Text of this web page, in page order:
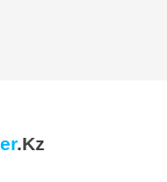
.Kz